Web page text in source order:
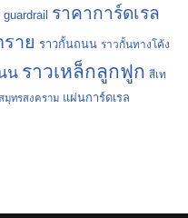
ราคาการ์ดเรล
าย ราวกั้นถนน ราวกั้นทางโค้ง
น ราวเหล็กลูกฟูก สีเท
มุทรสงคราม แผ่นการ์ดเรล